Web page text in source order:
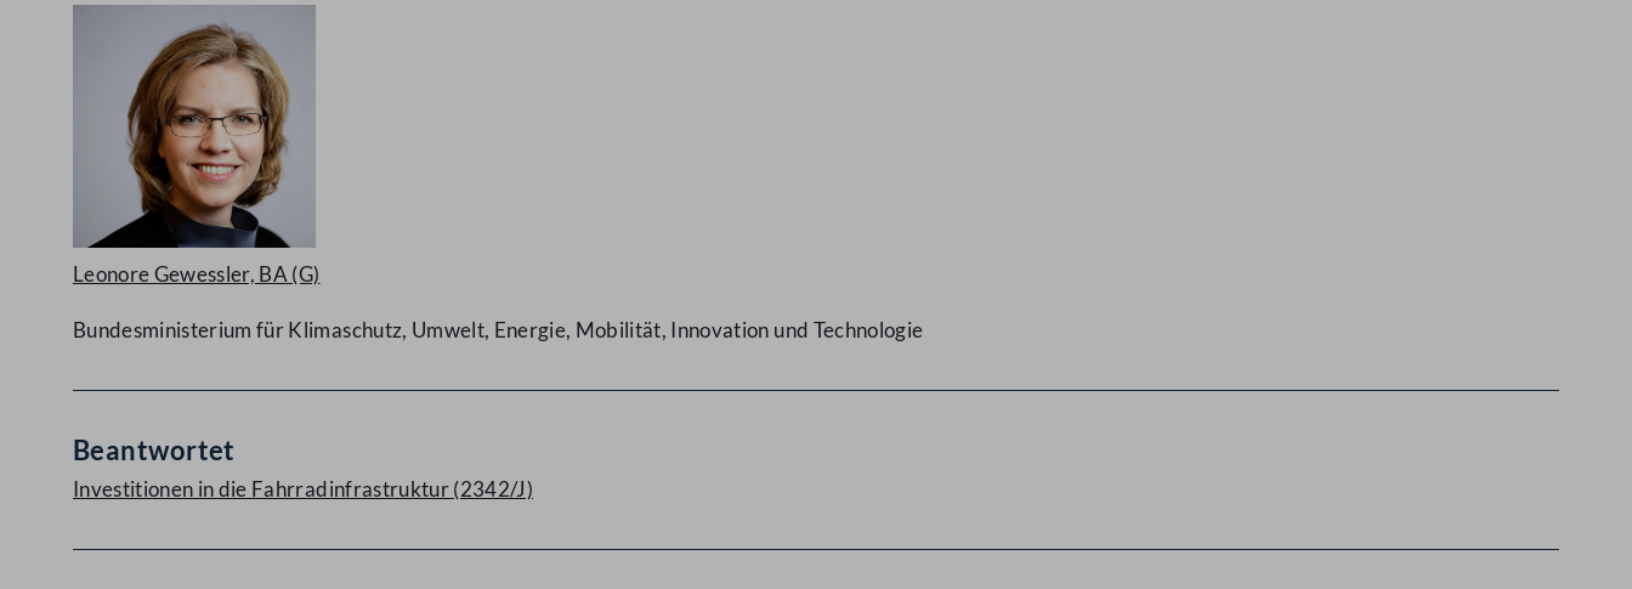
Leonore Gewessler, BA (G)
Bundesministerium für Klimaschutz, Umwelt, Energie, Mobilität, Innovation und Technologie
Beantwortet
Investitionen in die Fahrradinfrastruktur (2342/J)